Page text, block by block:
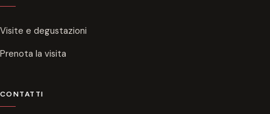
Visite e degustazioni
Prenota la visita
CONTATTI